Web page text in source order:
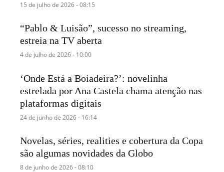
15 de julho de 2026 - 08:15
“Pablo & Luisão”, sucesso no streaming,
estreia na TV aberta
4 de julho de 2026 - 10:00
‘Onde Está a Boiadeira?’: novelinha
estrelada por Ana Castela chama atenção nas
plataformas digitais
24 de junho de 2026 - 16:14
Novelas, séries, realities e cobertura da Copa
são algumas novidades da Globo
8 de junho de 2026 - 08:10